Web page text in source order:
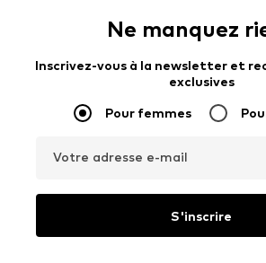
Ne manquez
Inscrivez-vous à la newsletter et
exclusives
Pour femmes
Votre adresse e-mail
S'inscrire